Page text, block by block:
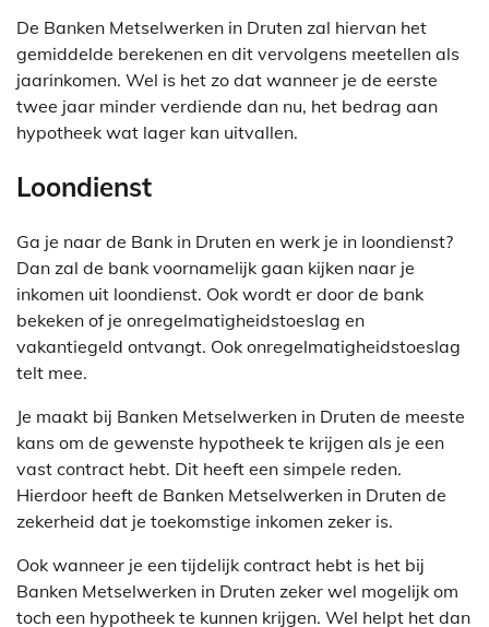
De Banken Metselwerken in Druten zal hiervan het
gemiddelde berekenen en dit vervolgens meetellen als
jaarinkomen. Wel is het zo dat wanneer je de eerste
twee jaar minder verdiende dan nu, het bedrag aan
hypotheek wat lager kan uitvallen.
Loondienst
Ga je naar de Bank in Druten en werk je in loondienst?
Dan zal de bank voornamelijk gaan kijken naar je
inkomen uit loondienst. Ook wordt er door de bank
bekeken of je onregelmatigheidstoeslag en
vakantiegeld ontvangt. Ook onregelmatigheidstoeslag
telt mee.
Je maakt bij Banken Metselwerken in Druten de meeste
kans om de gewenste hypotheek te krijgen als je een
vast contract hebt. Dit heeft een simpele reden.
Hierdoor heeft de Banken Metselwerken in Druten de
zekerheid dat je toekomstige inkomen zeker is.
Ook wanneer je een tijdelijk contract hebt is het bij
Banken Metselwerken in Druten zeker wel mogelijk om
toch een hypotheek te kunnen krijgen. Wel helpt het dan